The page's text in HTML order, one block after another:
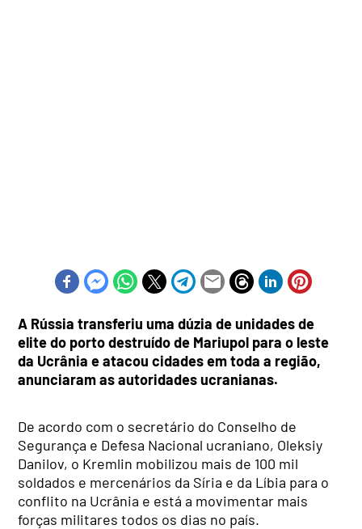
A Rússia transferiu uma dúzia de unidades de
elite do porto destruído de Mariupol para o leste
da Ucrânia e atacou cidades em toda a região,
anunciaram as autoridades ucranianas.
De acordo com o secretário do Conselho de
Segurança e Defesa Nacional ucraniano, Oleksiy
Danilov, o Kremlin mobilizou mais de 100 mil
soldados e mercenários da Síria e da Líbia para o
conflito na Ucrânia e está a movimentar mais
forças militares todos os dias no país.